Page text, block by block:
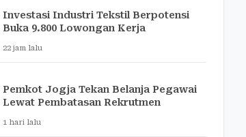
Investasi Industri Tekstil Berpotensi
Buka 9.800 Lowongan Kerja
22 jam lalu
Pemkot Jogja Tekan Belanja Pegawai
Lewat Pembatasan Rekrutmen
1 hari lalu